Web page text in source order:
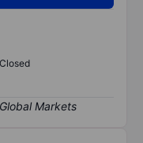
Closed